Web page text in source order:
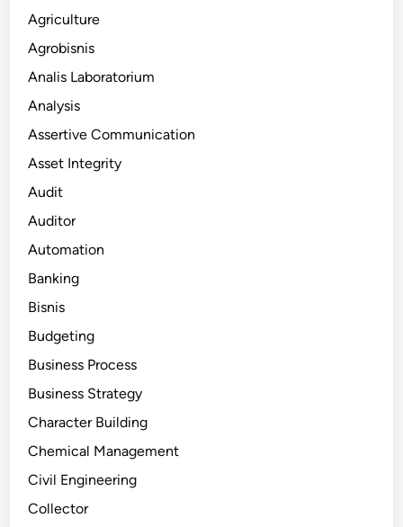
Agriculture
Agrobisnis
Analis Laboratorium
Analysis
Assertive Communication
Asset Integrity
Audit
Auditor
Automation
Banking
Bisnis
Budgeting
Business Process
Business Strategy
Character Building
Chemical Management
Civil Engineering
Collector